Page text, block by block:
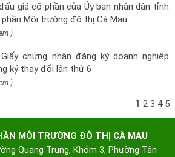
giá cổ phần của Ủy ban nhân dân tỉnh
Môi trường đô thị Cà Mau
)
chứng nhận đăng ký doanh nghiệp
ký thay đổi lần thứ 6
)
1 2 3 4 5
MÔI TRƯỜNG ĐÔ THỊ CÀ MAU
Quang Trung, Khóm 3, Phường Tân